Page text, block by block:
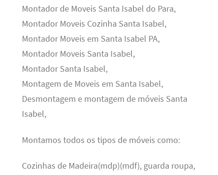
Montador de Moveis Santa Isabel do Para,
Montador Moveis Cozinha Santa Isabel,
Montador Moveis em Santa Isabel PA,
Montador Moveis Santa Isabel,
Montador Santa Isabel,
Montagem de Moveis em Santa Isabel,
Desmontagem e montagem de móveis Santa
Isabel,
Montamos todos os tipos de móveis como:
Cozinhas de Madeira(mdp)(mdf), guarda roupa,